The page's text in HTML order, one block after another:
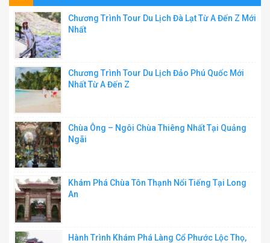
Chương Trình Tour Du Lịch Đà Lạt Từ A Đến Z Mới
Nhất
Chương Trình Tour Du Lịch Đảo Phú Quốc Mới
Nhất Từ A Đến Z
Chùa Ông – Ngôi Chùa Thiêng Nhất Tại Quảng
Ngãi
Khám Phá Chùa Tôn Thạnh Nổi Tiếng Tại Long
An
Hành Trình Khám Phá Làng Cổ Phước Lộc Thọ,